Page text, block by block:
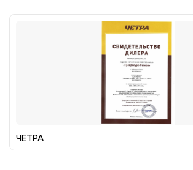
ЧЕТРА